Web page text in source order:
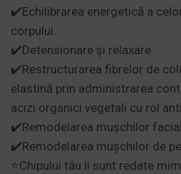
✔️Echilibrarea energetică a
corpului.
✔️Detensionare și relaxare
✔️Restructurarea fibrelor de
elastină prin administrarea
acizi organici vegetali cu rol
✔️Remodelarea mușchilor
✔️Remodelarea mușchilor de
⭐Chipului tău îi sunt redate